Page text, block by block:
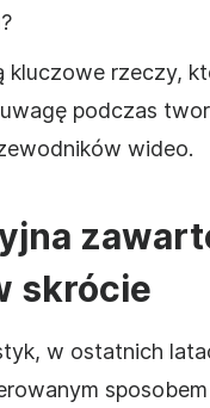
kluczowe rzeczy,
podczas
wideo.
skrócie
w ostatnich